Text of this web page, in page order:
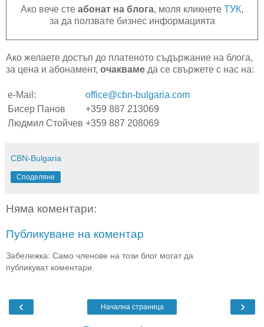
Ако вече сте абонат на блога, моля кликнете ТУК,
за да ползвате бизнес информацията
Ако желаете достъп до платеното съдържание на блога,
за цена и абонамент, очакваме да се свържете с нас на:
e-Mail:
office@cbn-bulgaria.com
Бисер Панов
+359 887 213069
Людмил Стойчев +359 887 208069
CBN-Bulgaria
Споделяне
Няма коментари:
Публикуване на коментар
Забележка: Само членове на този блог могат да
публикуват коментари.
‹ ›
Начална страница